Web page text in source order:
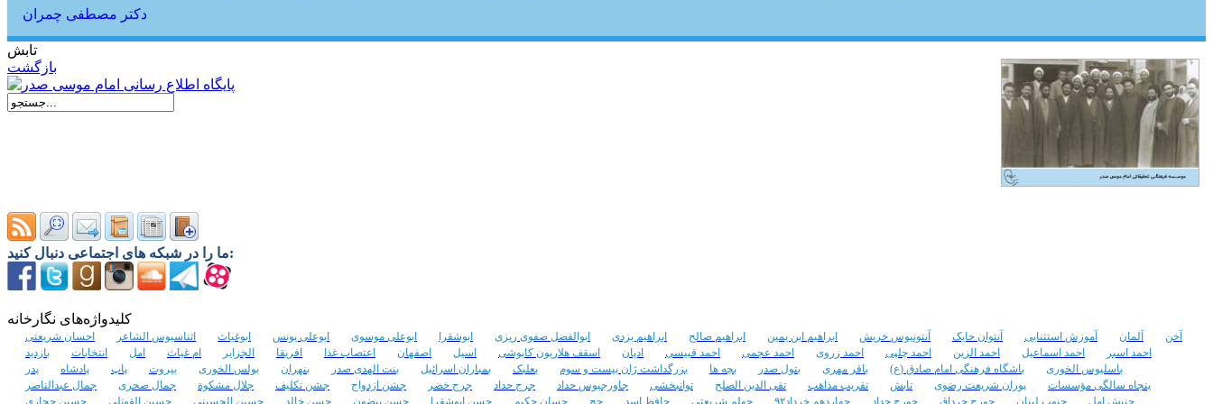
دکتر مصطفی چمران
تابش
بازگشت
ما را در شبکه های اجتماعی دنبال کنید:
کلیدواژه‌های نگارخانه
آخن آلمان آموزش استثنایی آنتوان حایک آنتونیوس خریش ابراهیم ابن یمین ابراهیم صالح ابراهیم یزدی ابوالفضل صفوی ریزی ابوشقرا ابوعلی موسوی ابوعلی یونس ابوغیاث اثناسیوس الشاعر
احسان شریعتی
احمد اسبر
احمد اسماعیل احمد الزین احمد چلپی احمد زروی احمد عجمی احمد قبیسی ادیان اسقف هلاریون کابوشی اسیل اصفهان اعتصاب غذا افریقا الجزایر ام غیاث امل انتخابات
بازدید
باسلیوس الخوری
باشگاه فرهنگی امام صادق (ع) باقر مهری بتول صدر بچه ها بزرگداشت ژان بیست و سوم بعلبک بمباران اسرائیل بنت الهدی صدر بنهران بولس الخوری بیروت پاپ پادشاه
پدر
پنجاه سالگی مؤسسات
پوران شریعت رضوی تابش تقریب مذاهب تقی الدین الصلح توانبخشی جاورجیوس حداد جرج حداد جرج خضر جشن ازدواج جشن تکلیف جلال مشکوة جمال صحری
جمال عبدالناصر
جنبش امل
جنوب لبنان جورج جرداق جورج حداد چهاردهم خرداد۹۲ چهلم شریعتی حافظ اسد حج حسان حکیم حسن ابوشقرا حسن بیضون حسن خالد حسین الحسینی حسین القوتلی حسین حجازی